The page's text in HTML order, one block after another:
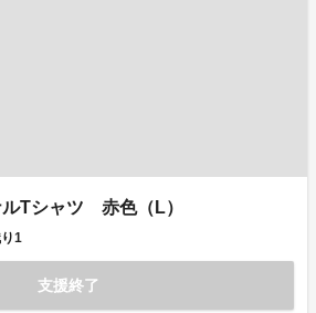
Tシャツ 赤色（L）
1
支援終了